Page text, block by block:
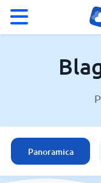
Meteo in
Bulgaria
Italia
Panoramica